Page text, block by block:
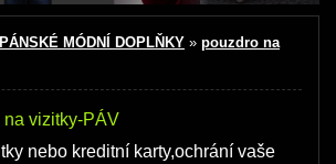
PÁNSKÉ MÓDNÍ DOPLŇKY » pouzdro na
na vizitky-PÁV
nebo kreditní karty,ochrání vaše